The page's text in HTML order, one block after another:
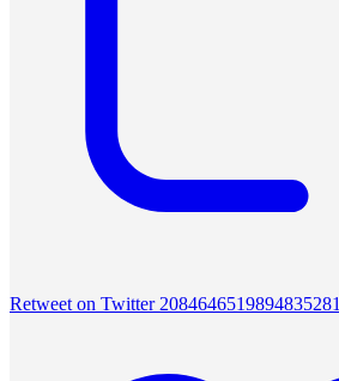
Retweet on Twitter 2084646519894835281